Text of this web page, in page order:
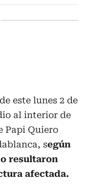
este lunes 2 de
al interior de
Papi Quiero
según
resultaron
afectada.